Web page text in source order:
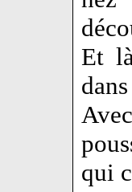
Et
qui